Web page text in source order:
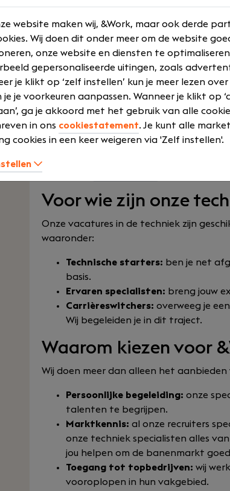
tempo op en bedrijven zijn voortdurend
&Work matchen wij talent met
technische sectoren, zoals:
Civiele techniek
Bouwkunde
Werktuigbouwkunde
Elektrotechniek
Energietechniek
Onze vacatures in de techniek variëren
altijd een vacature vinden die aansluit
technische
Voor wie zijn onze
Onze vacatures in de techniek zijn
waaronder:
Technische starters: ben je net
basis.
Ervaren specialisten: breng jouw
Carrièreswitchers: overweeg je
Wij begeleiden je in dit traject.
Waarom kiezen voor
Wij doen meer dan alleen het aanbieden
Persoonlijke begeleiding: onze
talenten te begrijpen.
Marktkennis: al onze recruiters
onze techniek specialisten alles
jou helpen om de banenmarkt
Toegang tot topbedrijven: wij
vooroplopen in hun vakgebied.
website maken wij, &Work, maar ook derde
Wij doen dit onder meer om de website
onze website en diensten te optimaliseren
gepersonaliseerde uitingen, zoals
je klikt op ‘zelf instellen’ kun je meer lezen
je je voorkeuren aanpassen. Wanneer je klikt op
ga je akkoord met het gebruik van alle
in ons cookiestatement. Je kunt alle
cookies in een keer weigeren via 'Zelf instellen'.